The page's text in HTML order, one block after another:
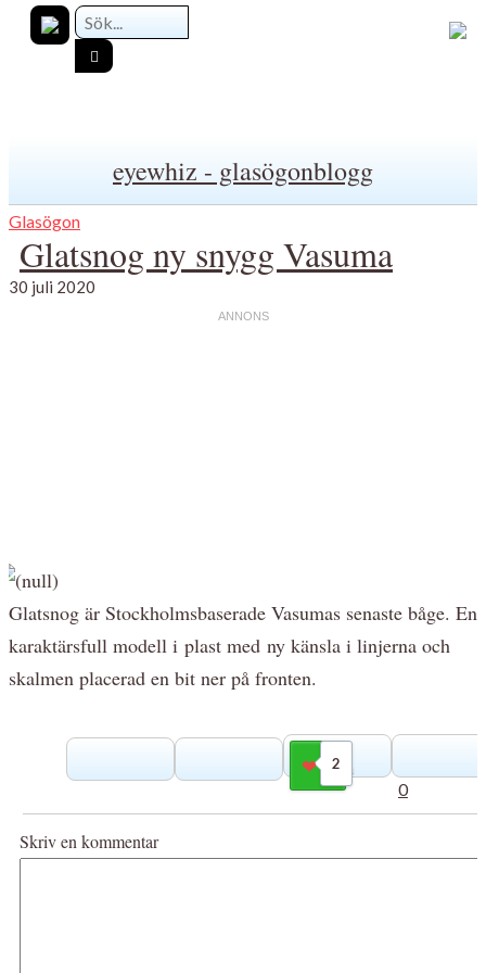
eyewhiz - glasögonblogg
Glasögon
Glatsnog ny snygg Vasuma
30 juli 2020
Glatsnog är Stockholmsbaserade Vasumas senaste båge. En
karaktärsfull modell i plast med ny känsla i linjerna och
skalmen placerad en bit ner på fronten.
2
Gilla
0
Skriv en kommentar